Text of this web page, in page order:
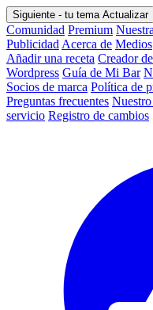
Siguiente - tu tema Actualizar
Comunidad Premium
Publicidad Acerca de Medios
Añadir una receta Creador
Wordpress Guía de Mi Bar
Socios de marca Política de
Preguntas frecuentes
servicio Registro de cambios